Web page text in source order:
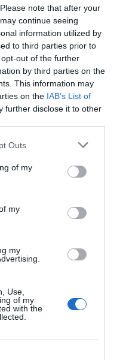
note that after your
continue seeing
information utilized by
to third parties prior to
out of the further
by third parties on the
This information may
on the IAB’s List of
further disclose it to other
Outs
of my
my
my
Use,
of my
with the
w centrum- bardzo dobra
co był problem z dostaniem
SI
MUY BIEN
8
10/10
Recomendable 100%.
EXCEPCIONAL